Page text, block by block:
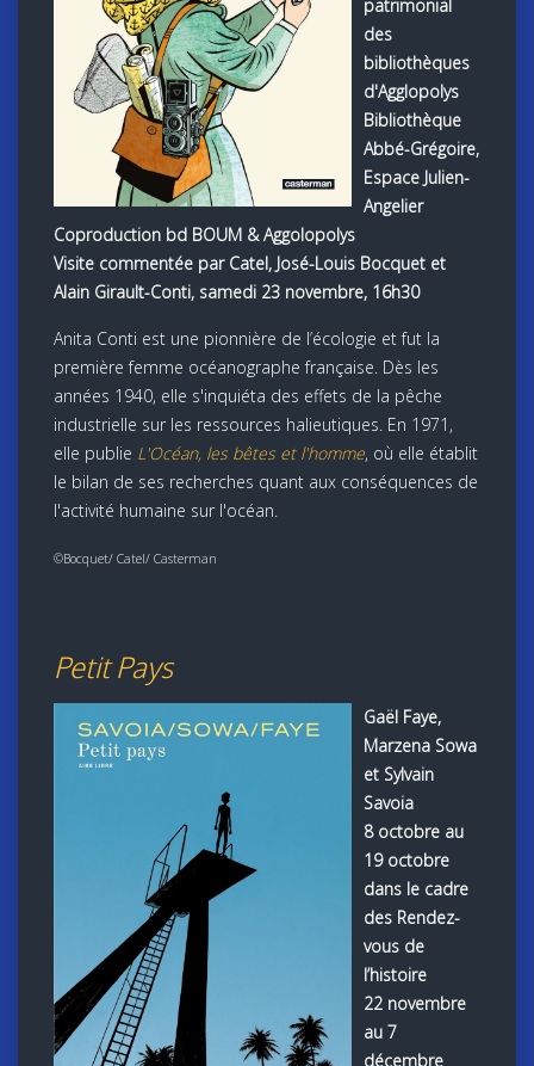
patrimonial
des
bibliothèques
d'Agglopolys
Bibliothèque
Abbé-Grégoire,
Espace Julien-
Angelier
Coproduction bd BOUM & Aggolopolys
Visite commentée par Catel, José-Louis Bocquet et
Alain Girault-Conti, samedi 23 novembre, 16h30
Anita Conti est une pionnière de l’écologie et fut la
première femme océanographe française. Dès les
années 1940, elle s'inquiéta des effets de la pêche
industrielle sur les ressources halieutiques. En 1971,
elle publie L'Océan, les bêtes et l'homme, où elle établit
le bilan de ses recherches quant aux conséquences de
l'activité humaine sur l'océan.
©Bocquet/ Catel/ Casterman
Petit Pays
Gaël Faye,
Marzena Sowa
et Sylvain
Savoia
8 octobre au
19 octobre
dans le cadre
des Rendez-
vous de
l’histoire
22 novembre
au 7
décembre